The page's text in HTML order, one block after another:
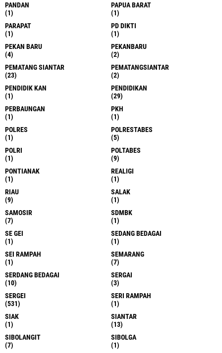
PANDAN
(1)
PAPUA BARAT
(1)
PARAPAT
(1)
PD DIKTI
(1)
PEKAN BARU
(4)
PEKANBARU
(2)
PEMATANG SIANTAR
(23)
PEMATANGSIANTAR
(2)
PENDIDIK KAN
(1)
PENDIDIKAN
(29)
PERBAUNGAN
(1)
PKH
(1)
POLRES
(1)
POLRESTABES
(5)
POLRI
(1)
POLTABES
(9)
PONTIANAK
(1)
REALIGI
(1)
RIAU
(9)
SALAK
(1)
SAMOSIR
(7)
SDMBK
(1)
SE GEI
(1)
SEDANG BEDAGAI
(1)
SEI RAMPAH
(1)
SEMARANG
(7)
SERDANG BEDAGAI
(10)
SERGAI
(3)
SERGEI
(531)
SERI RAMPAH
(1)
SIAK
(1)
SIANTAR
(13)
SIBOLANGIT
(7)
SIBOLGA
(1)